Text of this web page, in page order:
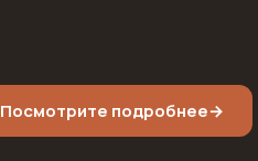
Посмотрите подробнее→